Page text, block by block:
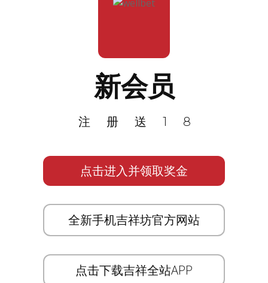
新会员
注册送18
点击进入并领取奖金
全新手机吉祥坊官方网站
点击下载吉祥全站APP